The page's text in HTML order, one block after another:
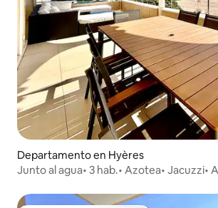
Departamento en Hyères
Junto al agua• 3 hab.• Azotea• Jacuzzi•